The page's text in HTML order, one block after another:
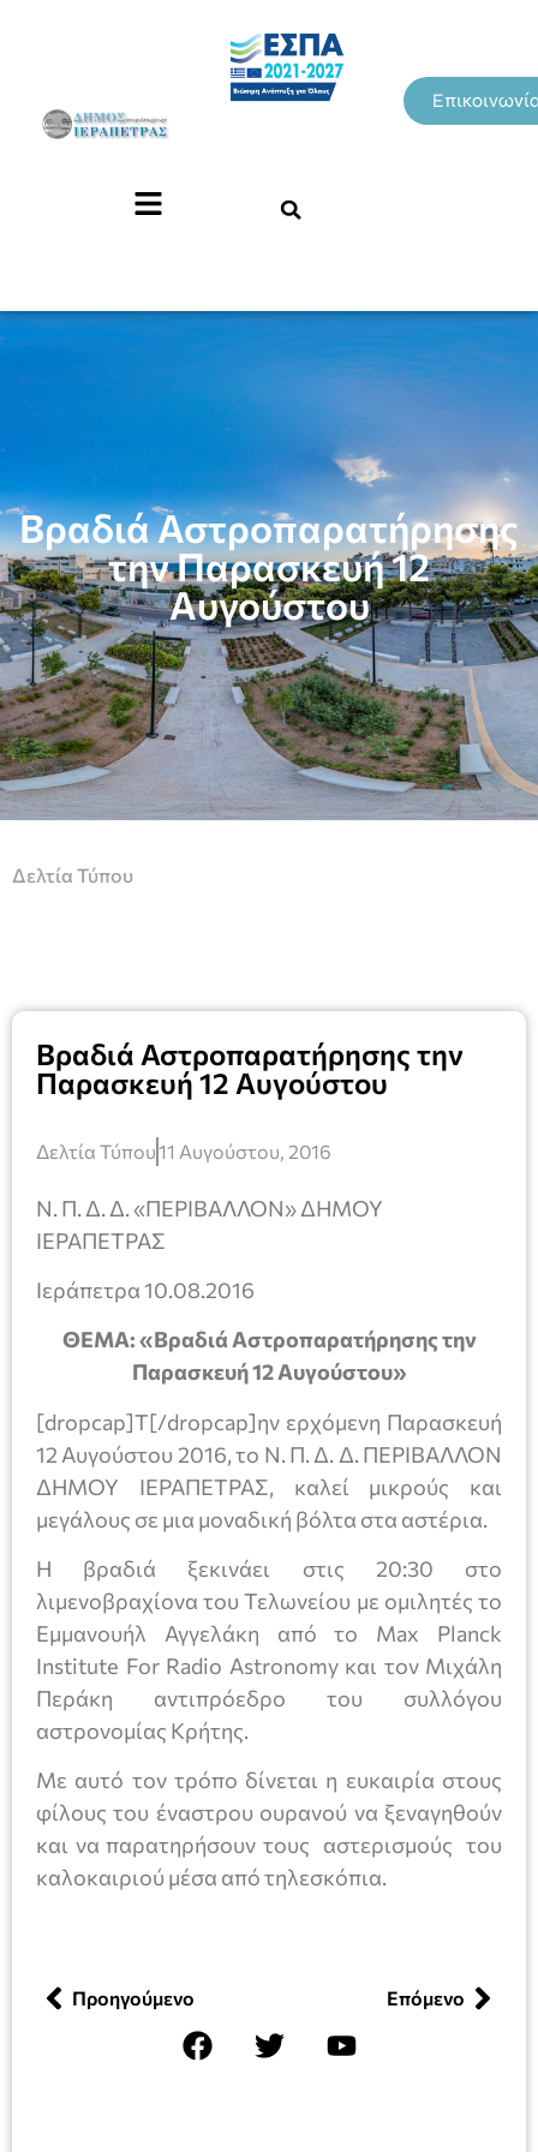
Βραδιά Αστροπαρατήρησης
την Παρασκευή 12
Αυγούστου
Δελτία Τύπου
Βραδιά Αστροπαρατήρησης την
Παρασκευή 12 Αυγούστου
Δελτία Τύπου11 Αυγούστου, 2016
Ν. Π. Δ. Δ. «ΠΕΡΙΒΑΛΛΟΝ» ΔΗΜΟΥ
ΙΕΡΑΠΕΤΡΑΣ
Ιεράπετρα 10.08.2016
ΘΕΜΑ: «Βραδιά Αστροπαρατήρησης την
Παρασκευή 12 Αυγούστου»
[dropcap]Τ[/dropcap]ην ερχόμενη Παρασκευή
12 Αυγούστου 2016, το Ν. Π. Δ. Δ. ΠΕΡΙΒΑΛΛΟΝ
ΔΗΜΟΥ ΙΕΡΑΠΕΤΡΑΣ, καλεί μικρούς και
μεγάλους σε μια μοναδική βόλτα στα αστέρια.
Η βραδιά ξεκινάει στις 20:30 στο
λιμενοβραχίονα του Τελωνείου με ομιλητές το
Εμμανουήλ Αγγελάκη από το Max Planck
Institute For Radio Astronomy και τον Μιχάλη
Περάκη αντιπρόεδρο του συλλόγου
αστρονομίας Κρήτης.
Με αυτό τον τρόπο δίνεται η ευκαιρία στους
φίλους του έναστρου ουρανού να ξεναγηθούν
και να παρατηρήσουν τους αστερισμούς του
καλοκαιριού μέσα από τηλεσκόπια.
Προηγούμενο Επόμενο